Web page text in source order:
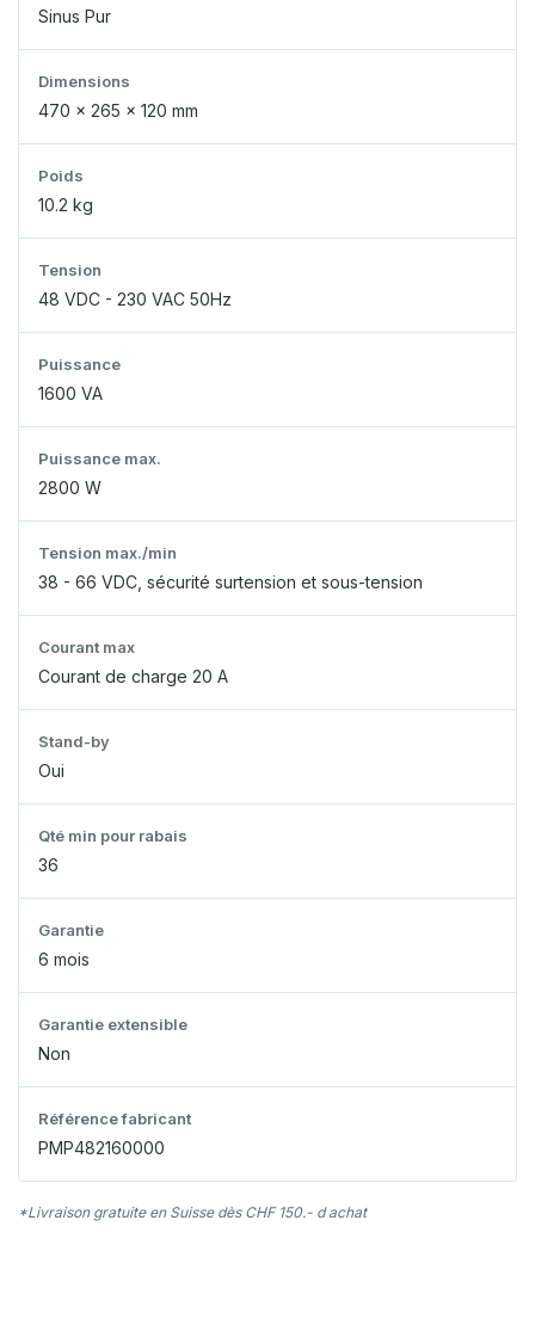
Sinus Pur
Dimensions
470 x 265 x 120 mm
Poids
10.2 kg
Tension
48 VDC - 230 VAC 50Hz
Puissance
1600 VA
Puissance max.
2800 W
Tension max./min
38 - 66 VDC, sécurité surtension et sous-tension
Courant max
Courant de charge 20 A
Stand-by
Oui
Qté min pour rabais
36
Garantie
6 mois
Garantie extensible
Non
Référence fabricant
PMP482160000
*Livraison gratuite en Suisse dès CHF 150.- d achat